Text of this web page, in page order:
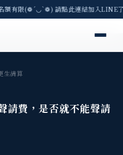
額有限(❁´◡`❁) 請點此連結加入
生清算
請費，是否就不能聲請